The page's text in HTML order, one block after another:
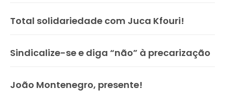
Total solidariedade com Juca Kfouri!
Sindicalize-se e diga “não” à precarização
João Montenegro, presente!